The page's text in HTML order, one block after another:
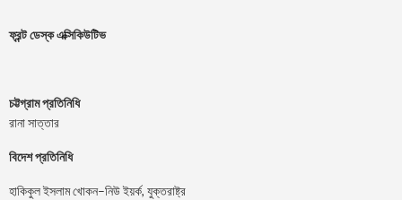
ফ্রন্ট ডেস্ক এক্সিকিউটিভ
চট্টগ্রাম প্রতিনিধি
রানা সাত্তার
বিদেশ প্রতিনিধি
হাকিকুল ইসলাম খোকন–নিউ ইয়র্ক, যুক্তরাষ্ট্র